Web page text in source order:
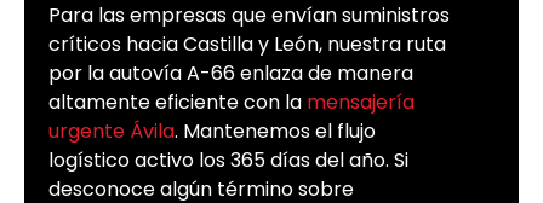
Para las empresas que envían suministros
críticos hacia Castilla y León, nuestra ruta
por la autovía A-66 enlaza de manera
altamente eficiente con la mensajería
urgente Ávila. Mantenemos el flujo
logístico activo los 365 días del año. Si
desconoce algún término sobre